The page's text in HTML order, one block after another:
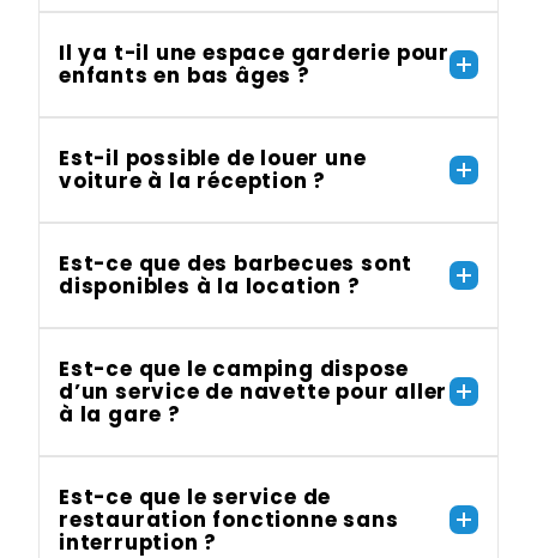
Il ya t-il une espace garderie pour
enfants en bas âges ?
Est-il possible de louer une
voiture à la réception ?
Est-ce que des barbecues sont
disponibles à la location ?
Est-ce que le camping dispose
d’un service de navette pour aller
à la gare ?
Est-ce que le service de
restauration fonctionne sans
interruption ?